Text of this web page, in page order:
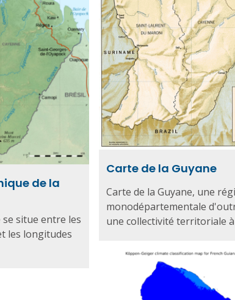
Carte de la Guyane
Carte de la Guyane, une
monodépartementale
une collectivité territoriale à
de la
se situe entre les
les longitudes